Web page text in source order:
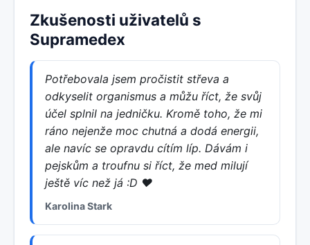
Zkušenosti uživatelů s
Supramedex
Potřebovala jsem pročistit střeva a
odkyselit organismus a můžu říct, že svůj
účel splnil na jedničku. Kromě toho, že mi
ráno nejenže moc chutná a dodá energii,
ale navíc se opravdu cítím líp. Dávám i
pejskům a troufnu si říct, že med milují
ještě víc než já :D ♥
Karolina Stark